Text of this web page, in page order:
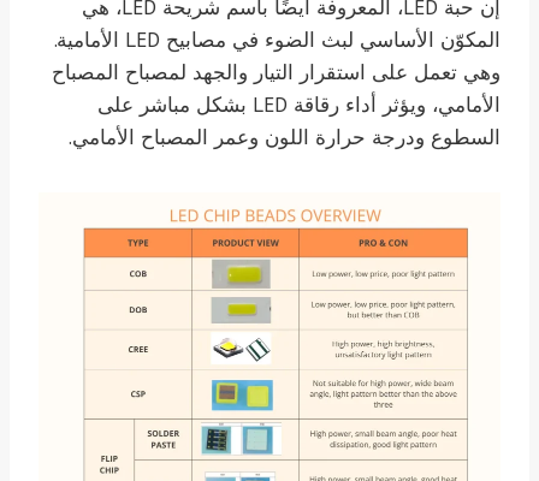
إن حبة LED، المعروفة أيضًا باسم شريحة LED، هي
المكوّن الأساسي لبث الضوء في مصابيح LED الأمامية.
وهي تعمل على استقرار التيار والجهد لمصباح المصباح
الأمامي، ويؤثر أداء رقاقة LED بشكل مباشر على
السطوع ودرجة حرارة اللون وعمر المصباح الأمامي.